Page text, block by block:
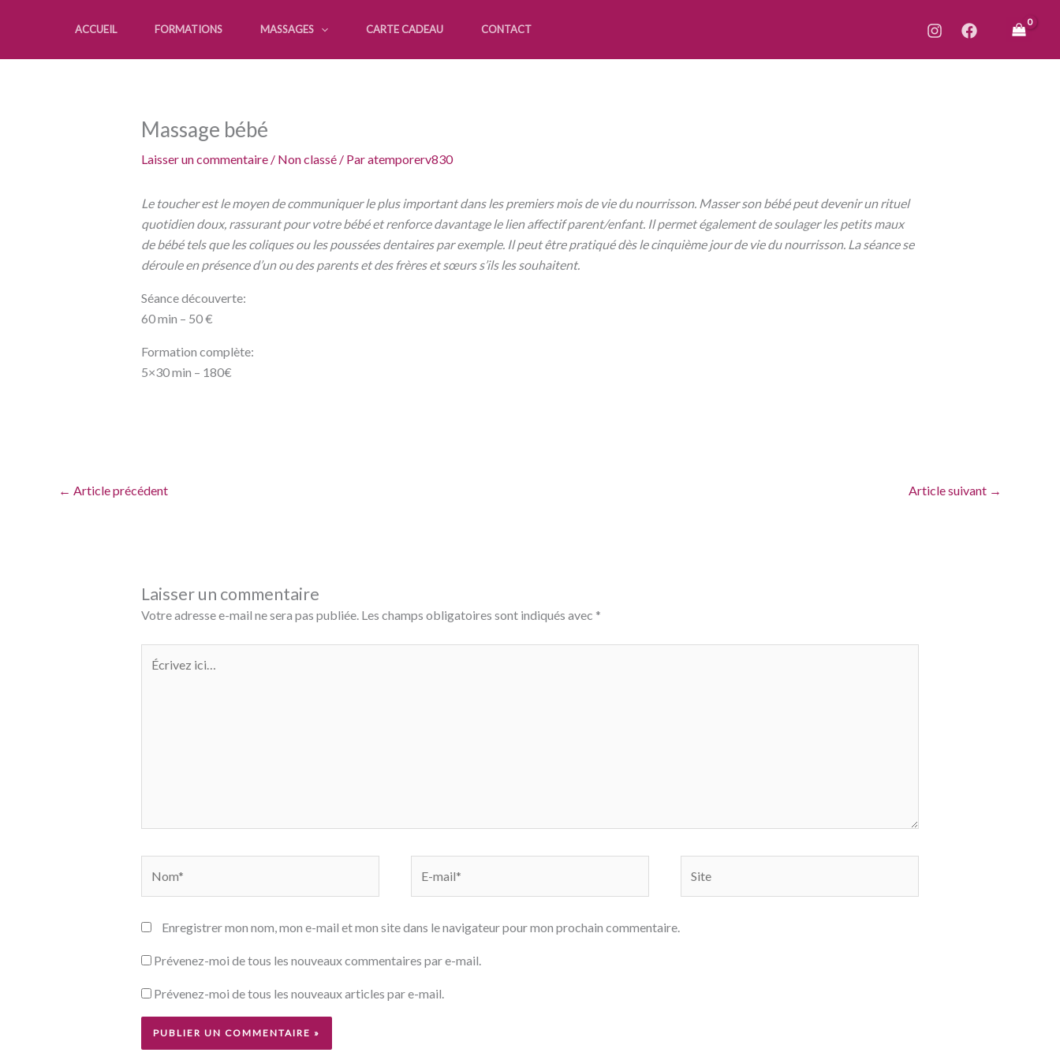
ACCUEIL FORMATIONS MASSAGES CARTE CADEAU CONTACT
Massage bébé
Laisser un commentaire / Non classé/ Paratemporerv830
Le toucher est le moyen de communiquer le plus important dans les premiers mois de vie du nourrisson. Masser son bébé peut devenir un rituel
quotidien doux, rassurant pour votre bébé et renforce davantage le lien affectif parent/enfant. Il permet également de soulager les petits maux
de bébé tels que les coliques ou les poussées dentaires par exemple. Il peut être pratiqué dès le cinquième jour de vie du nourrisson. La séance se
déroule en présence d’un ou des parents et des frères et sœurs s’ils les souhaitent.
Séance découverte:
60 min – 50 €
Formation complète:
5×30 min – 180€
← Article précédent Article suivant →
Laisser un commentaire
Votre adresse e-mail ne sera pas publiée. Les champs obligatoires sont indiqués avec *
ici…
mail*
Enregistrer mon nom, mon e-mail et mon site dans le navigateur pour mon prochain commentaire.
Prévenez-moi de tous les nouveaux commentaires par e-mail.
Prévenez-moi de tous les nouveaux articles par e-mail.